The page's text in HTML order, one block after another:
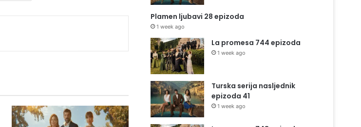
Plamen ljubavi 28 epizoda
1 week ago
La promesa 744 epizoda
1 week ago
Turska serija nasljednik
epizoda 41
1 week ago